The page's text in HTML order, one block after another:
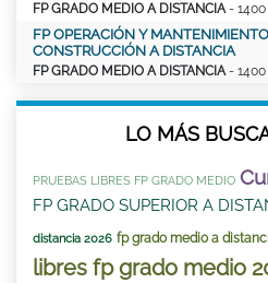
FP GRADO MEDIO A DISTANCIA- 1400
FP OPERACIÓN Y
CONSTRUCCIÓN A DISTANCIA
FP GRADO MEDIO A DISTANCIA- 1400
LO MÁS
PRUEBAS LIBRES FP GRADO MEDIO
FP GRADO SUPERIOR A
distancia 2026 fp grado medio a
libres fp grado medio